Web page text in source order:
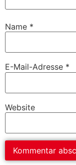
Name *
E-Mail-Adresse *
Website